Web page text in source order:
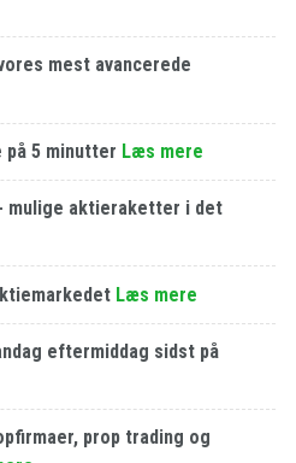
mest avancerede
5 minutter Læs mere
mulige aktieraketter i det
Læs mere
eftermiddag sidst på
prop trading og